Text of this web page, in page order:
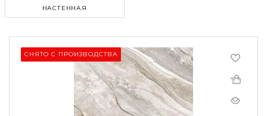
НАСТЕННАЯ
СНЯТО С ПРОИЗВОДСТВА